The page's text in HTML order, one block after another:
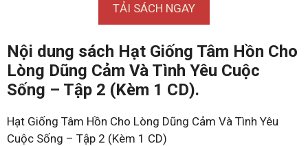
TẢI SÁCH NGAY
Nội dung sách Hạt Giống Tâm Hồn Cho
Lòng Dũng Cảm Và Tình Yêu Cuộc
Sống – Tập 2 (Kèm 1 CD).
Hạt Giống Tâm Hồn Cho Lòng Dũng Cảm Và Tình Yêu
Cuộc Sống – Tập 2 (Kèm 1 CD)